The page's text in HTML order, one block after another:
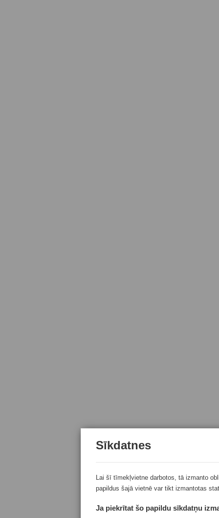
Sīkdatnes
Lai šī tīmekļvietne darbotos, tā izmanto
papildus šajā vietnē var tikt izmantotas
Ja piekrītat šo papildu sīkdatņu